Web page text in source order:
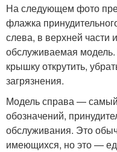
На следующем фото
флажка
слева, в верхней части
обслуживаемая
крышку открутить,
загрязнения.
Модель справа —
обозначений,
обслуживания. Это
имеющихся, но это —